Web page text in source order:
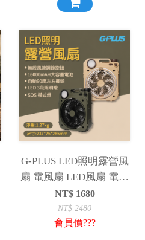
G-PLUS LED照明露營風
扇 電風扇 LED風扇 電扇
擺頭風扇 照明風扇 露營
燈 露營 野營
NT$ 1680
NT$2480
會員價???